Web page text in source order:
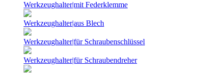
Werkzeughalter|mit Federklemme
Werkzeughalter|aus Blech
Werkzeughalter|für Schraubenschlüssel
Werkzeughalter|für Schraubendreher